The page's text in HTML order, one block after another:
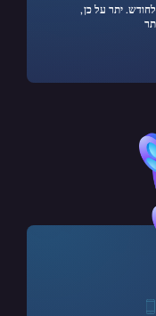
החל מה-500M, התגמול המרבי הוא 8% לחודש. יתר על כן,